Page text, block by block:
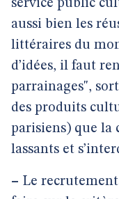
service public
aussi bien les
littéraires du
d’idées, il faut
parrainages",
des produits
parisiens) que la
lassants et
– Le